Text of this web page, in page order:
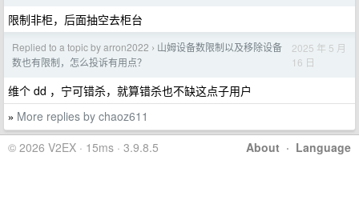
限制非柜，后面抽空去柜台
Replied to a topic by arron2022 › 山姆设备数限制以及移除设备
数也有限制，怎么投诉有用点？
2025 年 5 月
16 日
维个 dd ，宁可错杀，就算错杀也不缺这点子用户
» More replies by chaoz611
About · Language
© 2026 V2EX · 15ms · 3.9.8.5